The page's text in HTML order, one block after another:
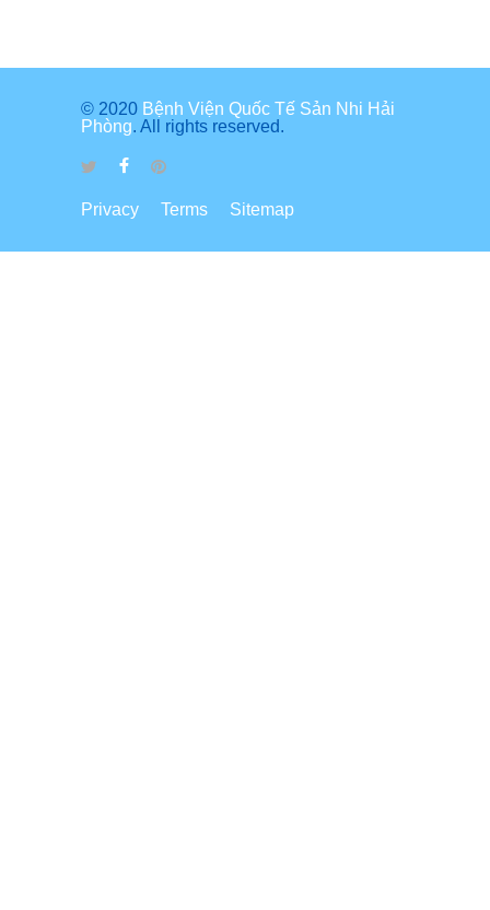
© 2020 Bệnh Viện Quốc Tế Sản Nhi Hải
Phòng. All rights reserved.
Privacy Terms Sitemap